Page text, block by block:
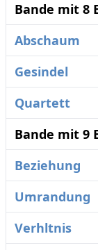
Bande mit 8
Abschaum
Gesindel
Quartett
Bande mit 9
Beziehung
Umrandung
Verhltnis